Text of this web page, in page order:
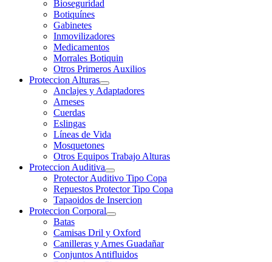
Bioseguridad
Botiquínes
Gabinetes
Inmovilizadores
Medicamentos
Morrales Botiquin
Otros Primeros Auxilios
Proteccion Alturas
Anclajes y Adaptadores
Arneses
Cuerdas
Eslingas
Líneas de Vida
Mosquetones
Otros Equipos Trabajo Alturas
Proteccion Auditiva
Protector Auditivo Tipo Copa
Repuestos Protector Tipo Copa
Tapaoidos de Insercion
Proteccion Corporal
Batas
Camisas Dril y Oxford
Canilleras y Arnes Guadañar
Conjuntos Antifluidos